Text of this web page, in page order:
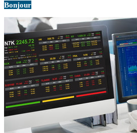
Bonjour